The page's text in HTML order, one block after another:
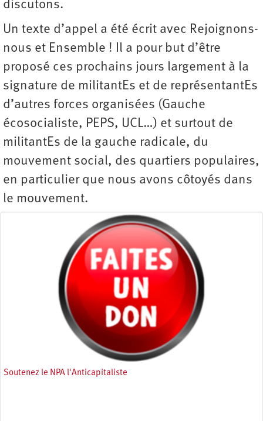
discutons.
Un texte d’appel a été écrit avec Rejoignons-
nous et Ensemble ! Il a pour but d’être
proposé ces prochains jours largement à la
signature de militantEs et de représentantEs
d’autres forces organisées (Gauche
écosocialiste, PEPS, UCL…) et surtout de
militantEs de la gauche radicale, du
mouvement social, des quartiers populaires,
en particulier que nous avons côtoyés dans
le mouvement.
Soutenez le NPA l'Anticapitaliste